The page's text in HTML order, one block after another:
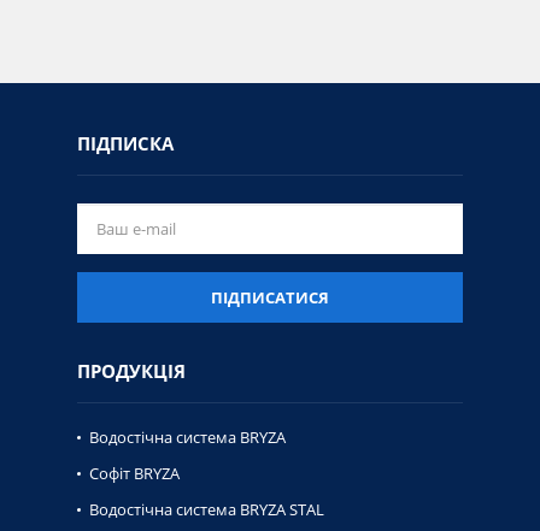
ПІДПИСКА
ПІДПИСАТИСЯ
ПРОДУКЦІЯ
Водостічна система BRYZA
Софіт BRYZA
Водостічна система BRYZA STAL